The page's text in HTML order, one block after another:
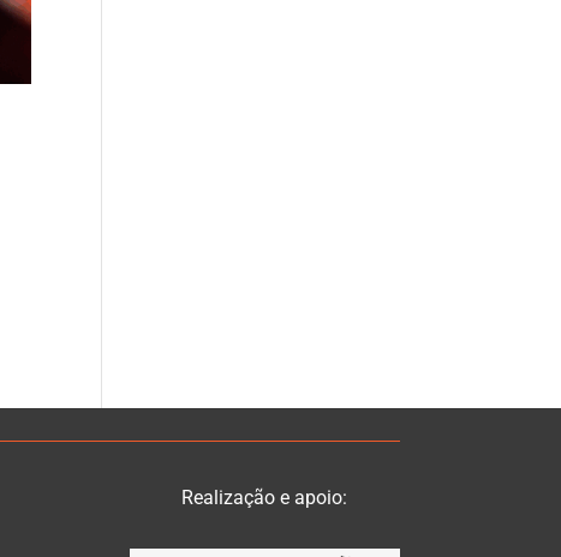
Realização e apoio: